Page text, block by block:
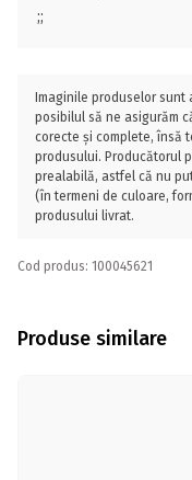
;;
Imaginile produselor
posibilul să ne asigurăm
corecte și complete, însă
produsului. Producătorul
prealabilă, astfel că nu
(în termeni de culoare,
produsului livrat.
Cod produs: 100045621
Produse similare